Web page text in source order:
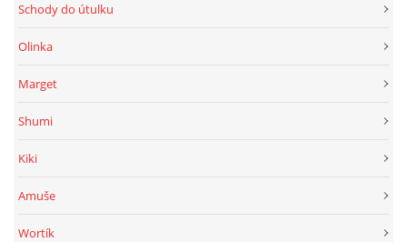
Schody do útulku
Olinka
Marget
Shumi
Kiki
Amuše
Wortík